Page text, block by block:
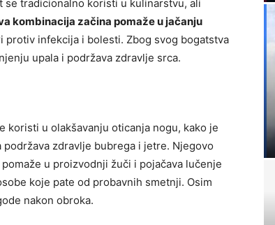
se tradicionalno koristi u kulinarstvu, ali
kombinacija začina pomaže u jačanju
protiv infekcija i bolesti. Zbog svog bogatstva
upala i podržava zdravlje srca.
koristi u olakšavanju oticanja nogu, kako je
zdravlje bubrega i jetre. Njegovo
u proizvodnji žuči i pojačava lučenje
koje pate od probavnih smetnji. Osim
nakon obroka.